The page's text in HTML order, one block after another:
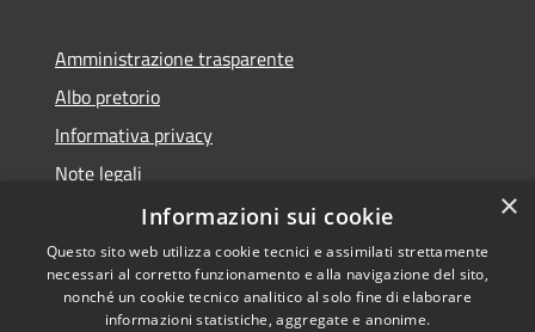
Amministrazione trasparente
Albo pretorio
Informativa privacy
Note legali
Dichiarazione di accessibilità
×
Informazioni sui cookie
Questo sito web utilizza cookie tecnici e assimilati strettamente
necessari al corretto funzionamento e alla navigazione del sito,
nonché un cookie tecnico analitico al solo fine di elaborare
informazioni statistiche, aggregate e anonime.